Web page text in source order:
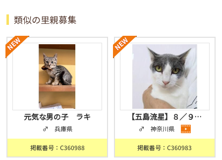
類似の里親募集
元気な男の子 ラキ
♂ 兵庫県
掲載番号：C360988
【五島流星】８／９…
♂ 神奈川県
掲載番号：C360983